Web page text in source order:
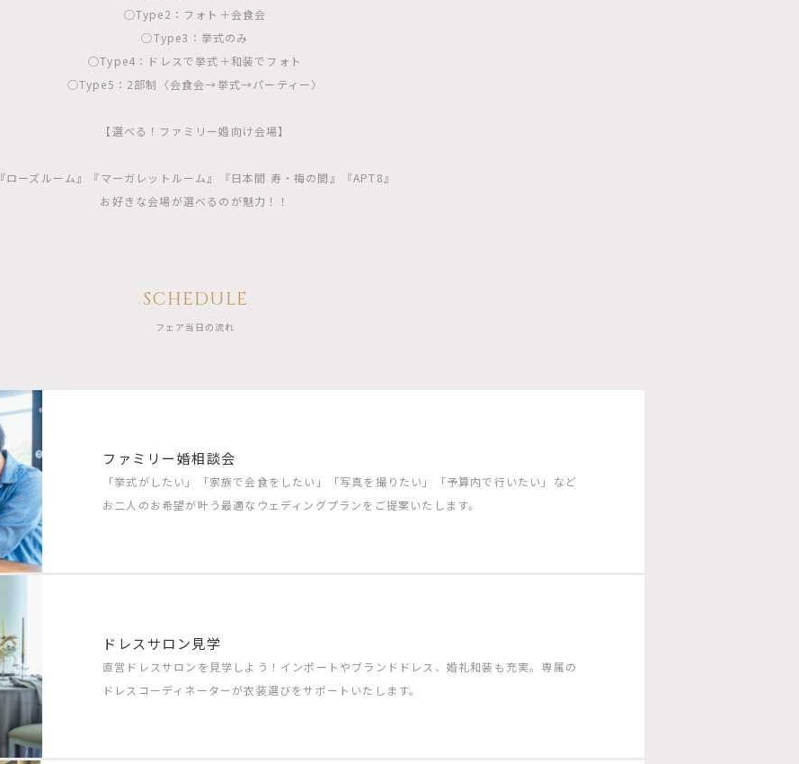
◯Type2：フォト＋会食会
◯Type3：挙式のみ
◯Type4：ドレスで挙式＋和装でフォト
◯Type5：2部制〈会食会→挙式→パーティー〉
【選べる！ファミリー婚向け会場】
『ローズルーム』『マーガレットルーム』『日本間 寿・梅の間』『APT8』
お好きな会場が選べるのが魅力！！
SCHEDULE
フェア当日の流れ
ファミリー婚相談会
「挙式がしたい」「家族で会食をしたい」「写真を撮りたい」「予算内で行いたい」など
お二人のお希望が叶う最適なウェディングプランをご提案いたします。
ドレスサロン見学
直営ドレスサロンを見学しよう！インポートやブランドドレス、婚礼和装も充実。専属の
ドレスコーディネーターが衣装選びをサポートいたします。